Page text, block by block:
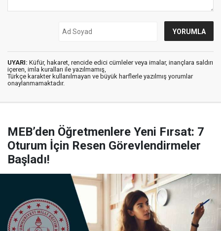
UYARI: Küfür, hakaret, rencide edici cümleler veya imalar, inançlara saldırı
içeren, imla kuralları ile yazılmamış,
Türkçe karakter kullanılmayan ve büyük harflerle yazılmış yorumlar
onaylanmamaktadır.
MEB’den Öğretmenlere Yeni Fırsat: 7
Oturum İçin Resen Görevlendirmeler
Başladı!